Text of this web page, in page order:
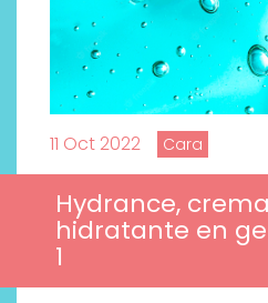
11 Oct 2022 Cara
Hydrance,
hidratante en
1